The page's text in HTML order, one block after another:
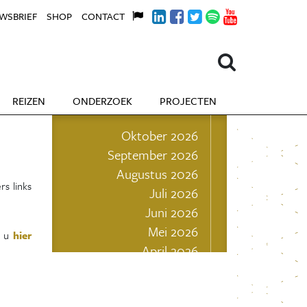
REIZEN ONDERZOEK PROJECTEN
SHOP CONTACT
links
u hier
Oktober 2026
September 2026
Augustus 2026
Juli 2026
Juni 2026
Mei 2026
April 2026